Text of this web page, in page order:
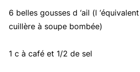
6 belles gousses d ‘ail (l
cuillère à soupe bombée)
1 c à café et 1/2 de sel